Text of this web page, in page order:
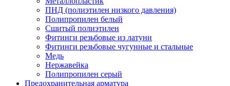
ПНД (полиэтилен низкого давления)
Полипропилен белый
Сшитый полиэтилен
Фитинги резьбовые из латуни
Фитинги резьбовые чугунные и стальные
Медь
Нержавейка
Полипропилен серый
Предохранительная арматура